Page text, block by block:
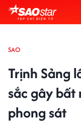
SAO
Trịnh Sảng
sắc gây bất
phong sát